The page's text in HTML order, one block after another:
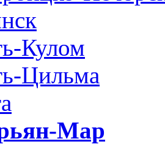
Кулом
Цильма
Мар